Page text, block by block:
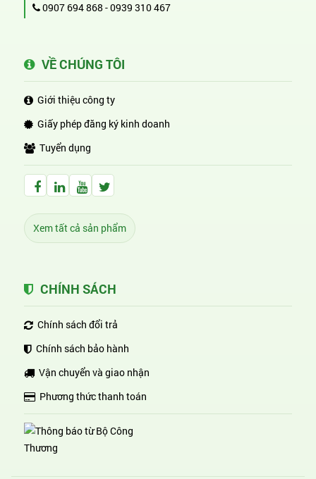
0907 694 868 -0939 310 467
VỀ CHÚNG TÔI
Giới thiệu công ty
Giấy phép đăng ký kinh doanh
Tuyển dụng
Facebook Huỳnh Gia Alpha
LinkedIn Huỳnh Gia Alpha
YouTube Huỳnh Gia Alpha
Twitter Huỳnh Gia Alpha
Xem tất cả sản phẩm
CHÍNH SÁCH
Chính sách đổi trả
Chính sách bảo hành
Vận chuyển và giao nhận
Phương thức thanh toán